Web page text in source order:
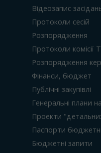
Відеозапис
Протоколи сесій
Розпорядження
Протоколи комісії
Розпорядження
Фінанси, бюджет
Публічні закупівлі
Генеральні плани
Проекти
Паспорти
Бюджетні запити